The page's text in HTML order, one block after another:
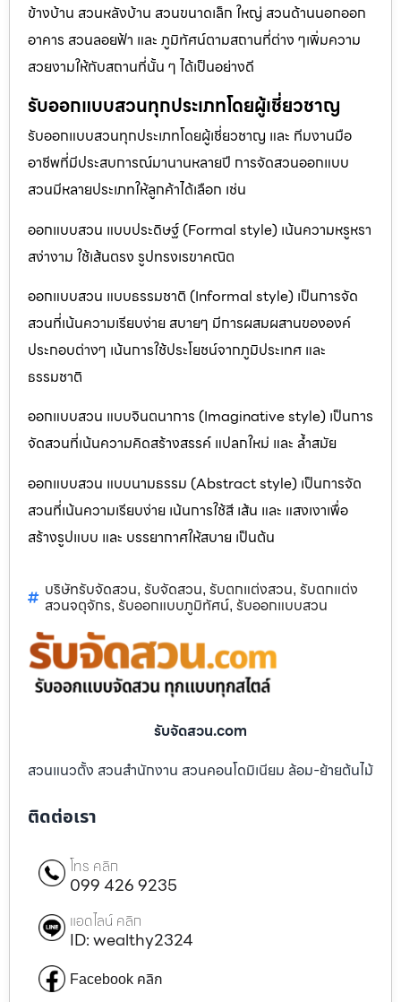
ข้างบ้าน สวนหลังบ้าน สวนขนาดเล็ก ใหญ่ สวนด้านนอกออก
อาคาร สวนลอยฟ้า และ ภูมิทัศน์ตามสถานที่ต่าง ๆเพิ่มความ
สวยงามให้กับสถานที่นั้น ๆ ได้เป็นอย่างดี
รับออกแบบสวนทุกประเภทโดยผู้เชี่ยวชาญ
รับออกแบบสวนทุกประเภทโดยผู้เชี่ยวชาญ และ ทีมงานมือ
อาชีพที่มีประสบการณ์มานานหลายปี การจัดสวนออกแบบ
สวนมีหลายประเภทให้ลูกค้าได้เลือก เช่น
ออกแบบสวน แบบประดิษฐ์ (Formal style) เน้นความหรูหรา
สง่างาม ใช้เส้นตรง รูปทรงเรขาคณิต
ออกแบบสวน แบบธรรมชาติ (Informal style) เป็นการจัด
สวนที่เน้นความเรียบง่าย สบายๆ มีการผสมผสานขององค์
ประกอบต่างๆ เน้นการใช้ประโยชน์จากภูมิประเทศ และ
ธรรมชาติ
ออกแบบสวน แบบจินตนาการ (Imaginative style) เป็นการ
จัดสวนที่เน้นความคิดสร้างสรรค์ แปลกใหม่ และ ล้ำสมัย
ออกแบบสวน แบบนามธรรม (Abstract style) เป็นการจัด
สวนที่เน้นความเรียบง่าย เน้นการใช้สี เส้น และ แสงเงาเพื่อ
สร้างรูปแบบ และ บรรยากาศให้สบาย เป็นต้น
บริษัทรับจัดสวน, รับจัดสวน, รับตกแต่งสวน, รับตกแต่ง
สวนจตุจักร, รับออกแบบภูมิทัศน์, รับออกแบบสวน
รับจัดสวน.com
สวนแนวตั้ง สวนสำนักงาน สวนคอนโดมิเนียม ล้อม-ย้ายต้นไม้
ติดต่อเรา
โทร คลิก
099 426 9235
แอดไลน์ คลิก
ID: wealthy2324
Facebook คลิก